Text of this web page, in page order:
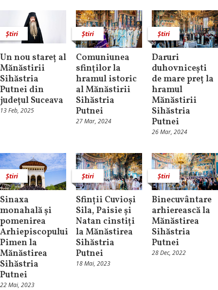
Știri
Un nou stareț al
Mănăstirii
Sihăstria
Putnei din
județul Suceava
13 Feb, 2025
Știri
Comuniunea
sfinţilor la
hramul istoric
al Mănăstirii
Sihăstria
Putnei
27 Mar, 2024
Știri
Daruri
duhovnicești
de mare preț la
hramul
Mănăstirii
Sihăstria
Putnei
26 Mar, 2024
Știri
Sinaxa
monahală și
pomenirea
Arhiepiscopului
Pimen la
Mănăstirea
Sihăstria
Putnei
22 Mai, 2023
Știri
Sfinții Cuvioși
Sila, Paisie și
Natan cinstiți
la Mănăstirea
Sihăstria
Putnei
18 Mai, 2023
Știri
Binecuvântare
arhierească la
Mănăstirea
Sihăstria
Putnei
28 Dec, 2022